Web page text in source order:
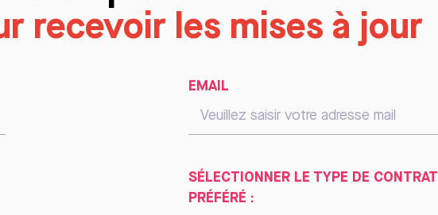
recevoir les mises à jour
EMAIL
SÉLECTIONNER LE TYPE DE CONTRAT
PRÉFÉRÉ :